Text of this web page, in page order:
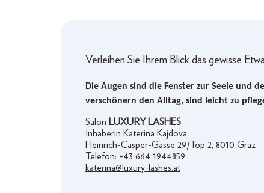
Verleihen Sie Ihrem Blick das gewisse
Die Augen sind die Fenster zur Seele und
verschönern den Alltag, sind leicht zu
Salon LUXURY LASHES
Inhaberin Katerina Kajdova
Heinrich-Casper-Gasse 29/Top 2, 8010 Graz
Telefon: +43 664 1944859
katerina@luxury-lashes.at